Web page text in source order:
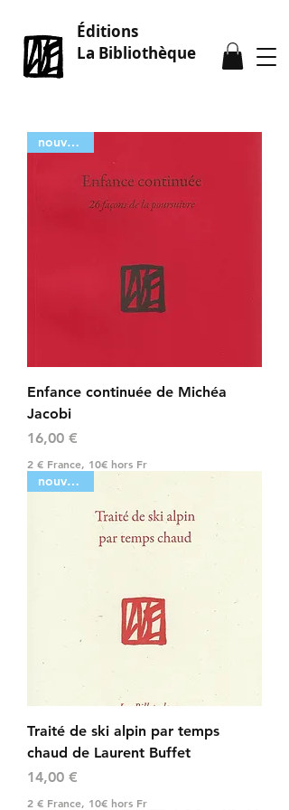
Éditions
La Bibliothèque
nouveauté
Enfance continuée de Michéa
Jacobi
Prix
16,00 €
2 € France, 10€ hors Fr
nouveauté
Traité de ski alpin par temps
chaud de Laurent Buffet
Prix
14,00 €
2 € France, 10€ hors Fr